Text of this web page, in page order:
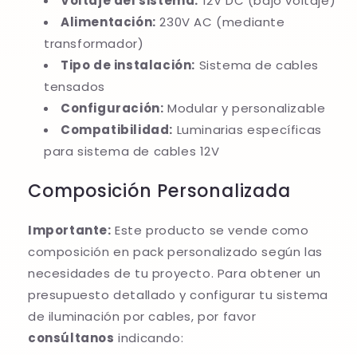
Alimentación: 230V AC (mediante
transformador)
Tipo de instalación: Sistema de cables
tensados
Configuración: Modular y personalizable
Compatibilidad: Luminarias específicas
para sistema de cables 12V
Composición Personalizada
Importante: Este producto se vende como
composición en pack personalizado según las
necesidades de tu proyecto. Para obtener un
presupuesto detallado y configurar tu sistema
de iluminación por cables, por favor
consúltanos indicando: